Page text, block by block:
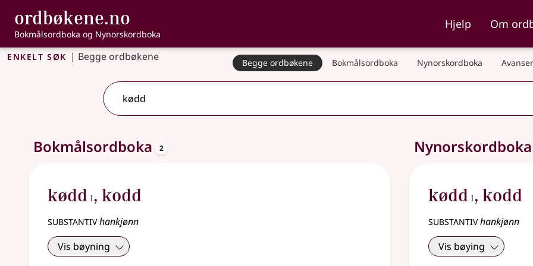
Gå til hovedinnhold
Tilgjengelighet
ordbøkene.no , Bokmålsordboka og Nynorskordboka
Bokmålsordboka og Nynorskordboka
Hjelp Om
Enkelt søk | Begge ordbøkene Begge ordbøkene Bokmålsordboka Nynorskordboka
Bokmålsordboka 2
kødd I, kodd
substantivhankjønn
Vis bøyning
Nynorskordboka
kødd I, kodd
substantivhankjønn
Vis bøying